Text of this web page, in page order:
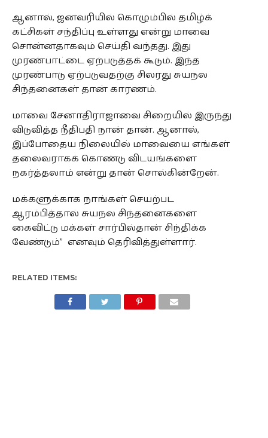
ஆனால், ஜனவரியில் கொழும்பில் தமிழ்க்
கட்சிகள் சந்திப்பு உள்ளது என்று மாவை
சொன்னதாகவும் செய்தி வந்தது. இது
முரண்பாட்டை ஏற்படுத்தக் கூடும். இந்த
முரண்பாடு ஏற்படுவதற்கு சிலரது சுயநல
சிந்தனைகள் தான் காரணம்.
மாவை சேனாதிராஜாவை சிறையில் இருந்து
விடுவித்த நீதிபதி நான் தான். ஆனால்,
இப்போதைய நிலையில் மாவையை எங்கள்
தலைவராகக் கொண்டு விடயங்களை
நகர்த்தலாம் என்று தான் சொல்கின்றேன்.
மக்களுக்காக நாங்கள் செயற்பட
ஆரம்பித்தால் சுயநல சிந்தனைகளை
கைவிட்டு மக்கள் சார்பில்தான் சிந்திக்க
வேண்டும்” எனவும் தெரிவித்துள்ளார்.
RELATED ITEMS: